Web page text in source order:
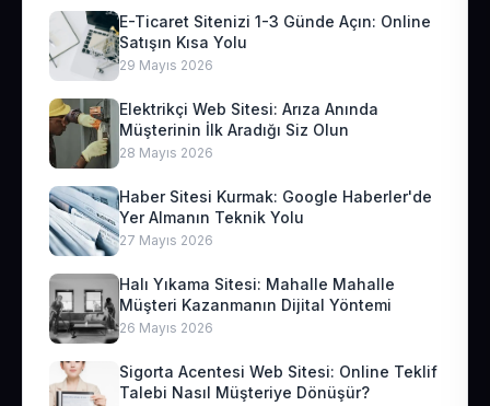
E-Ticaret Sitenizi 1-3 Günde Açın: Online
Satışın Kısa Yolu
29 Mayıs 2026
Elektrikçi Web Sitesi: Arıza Anında
Müşterinin İlk Aradığı Siz Olun
28 Mayıs 2026
Haber Sitesi Kurmak: Google Haberler'de
Yer Almanın Teknik Yolu
27 Mayıs 2026
Halı Yıkama Sitesi: Mahalle Mahalle
Müşteri Kazanmanın Dijital Yöntemi
26 Mayıs 2026
Sigorta Acentesi Web Sitesi: Online Teklif
Talebi Nasıl Müşteriye Dönüşür?